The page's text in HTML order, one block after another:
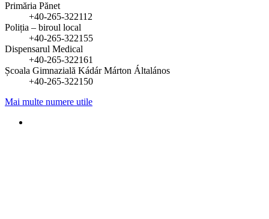
Primăria Pănet
+40-265-322112
Poliția – biroul local
+40-265-322155
Dispensarul Medical
+40-265-322161
Școala Gimnazială Kádár Márton Általános
+40-265-322150
Mai multe numere utile